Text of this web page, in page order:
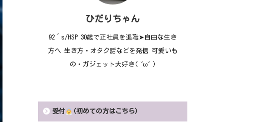
ひだりちゃん
92´s/HSP 30歳で正社員を退職➤自由な生き
方へ 生き方・オタク話などを発信 可愛いも
の・ガジェット大好き( ˘ω˘ )
受付 (初めての方はこちら)